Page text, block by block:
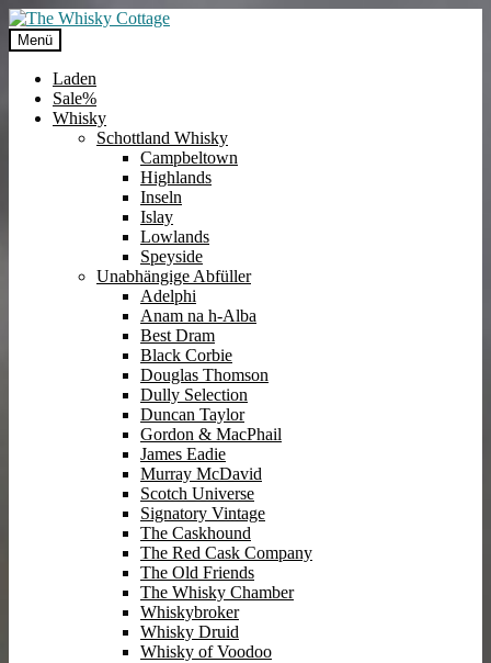
Zur
Navigation
springen
Zum
Inhalt
springen
Menü
Laden
Sale%
Whisky
Schottland Whisky
Campbeltown
Highlands
Inseln
Islay
Lowlands
Speyside
Unabhängige Abfüller
Adelphi
Anam na h-Alba
Best Dram
Black Corbie
Douglas Thomson
Dully Selection
Duncan Taylor
Gordon & MacPhail
James Eadie
Murray McDavid
Scotch Universe
Signatory Vintage
The Caskhound
The Red Cask Company
The Old Friends
The Whisky Chamber
Whiskybroker
Whisky Druid
Whisky of Voodoo